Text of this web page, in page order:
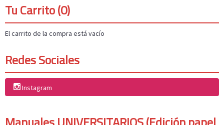
Tu Carrito (0)
El carrito de la compra está vacío
Redes Sociales
Instagram